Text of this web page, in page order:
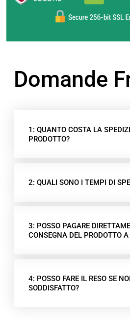
Domande
1: QUANTO COSTA LA
PRODOTTO?
2: QUALI SONO I TEMPI DI
3: POSSO PAGARE
CONSEGNA DEL PRODOTTO
4: POSSO FARE IL RESO SE
SODDISFATTO?